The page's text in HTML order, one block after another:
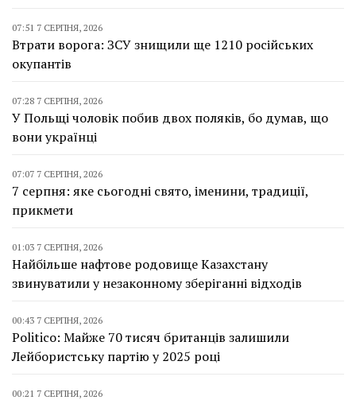
07:51 7 СЕРПНЯ, 2026
Втрати ворога: ЗСУ знищили ще 1210 російських
окупантів
07:28 7 СЕРПНЯ, 2026
У Польщі чоловік побив двох поляків, бо думав, що
вони українці
07:07 7 СЕРПНЯ, 2026
7 серпня: яке сьогодні свято, іменини, традиції,
прикмети
01:03 7 СЕРПНЯ, 2026
Найбільше нафтове родовище Казахстану
звинуватили у незаконному зберіганні відходів
00:43 7 СЕРПНЯ, 2026
Politico: Майже 70 тисяч британців залишили
Лейбористську партію у 2025 році
00:21 7 СЕРПНЯ, 2026